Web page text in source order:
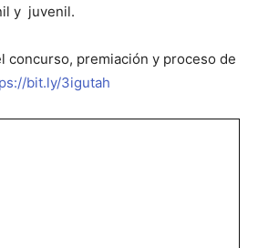
y juvenil.
concurso, premiación y proceso de
bit.ly/3igutah